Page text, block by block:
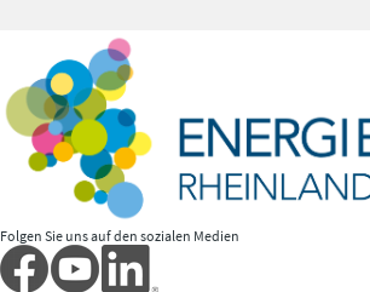
Folgen Sie uns auf den sozialen Medien